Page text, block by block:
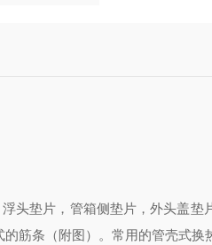
浮头垫片，管箱侧垫片，外头盖垫
筋条（附图）。常用的管壳式